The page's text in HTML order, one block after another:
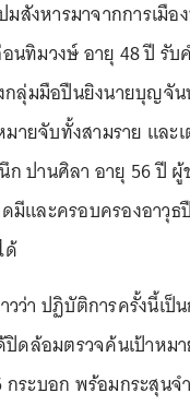
สังหารมาจากการเมือ
นทิมวงษ์ อายุ 48 ปี รับ
กลุ่มมือปืนยิงนายบุญจั
ายจับทั้งสามราย และ
ปานศิลา อายุ 56 ปี ผู้
มีและครอบครองอาวุ
ด้
ว่า ปฏิบัติการครั้งนี้เป็
ดล้อมตรวจค้นเป้าหม
ระบอก พร้อมกระสุนจ